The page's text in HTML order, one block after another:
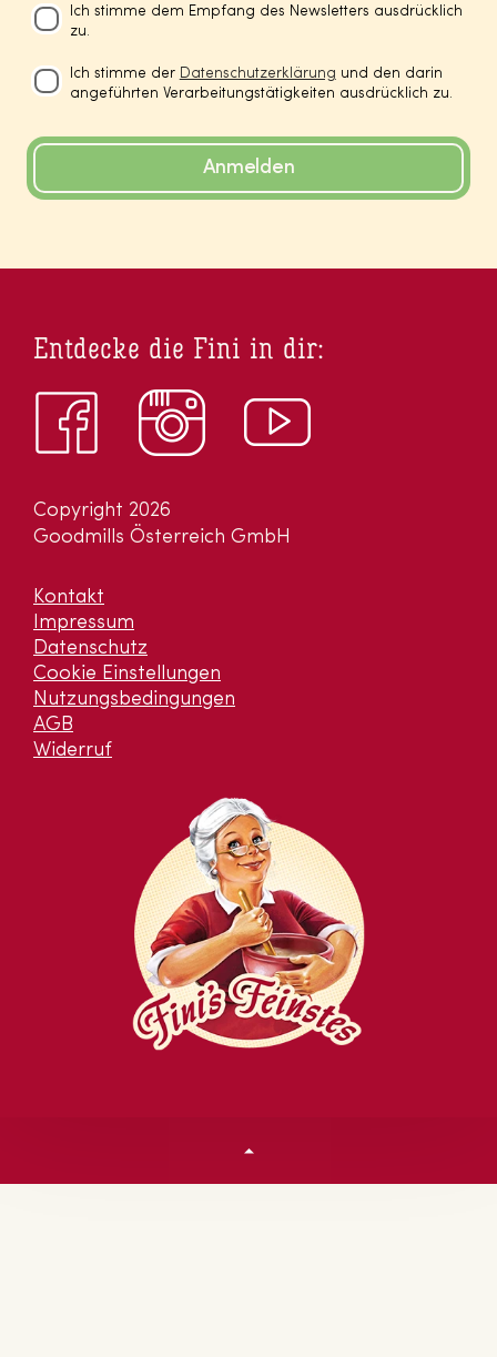
Ich stimme dem Empfang des Newsletters ausdrücklich
zu.
Ich stimme der Datenschutzerklärung und den darin
angeführten Verarbeitungstätigkeiten ausdrücklich zu.
Anmelden
Copyright 2026
Goodmills Österreich GmbH
Kontakt
Impressum
Datenschutz
Cookie Einstellungen
Nutzungsbedingungen
AGB
Widerruf
Entdecke die Fini in dir: